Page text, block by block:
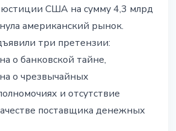
США на сумму 4,3 млрд
американский рынок.
три претензии:
о банковской тайне,
о чрезвычайных
и отсутствие
поставщика денежных